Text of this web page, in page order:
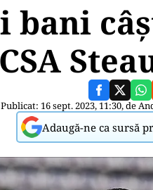
bani
Publicat: 16 sept. 2023, 11:30, de
Adaugă-ne ca sursă